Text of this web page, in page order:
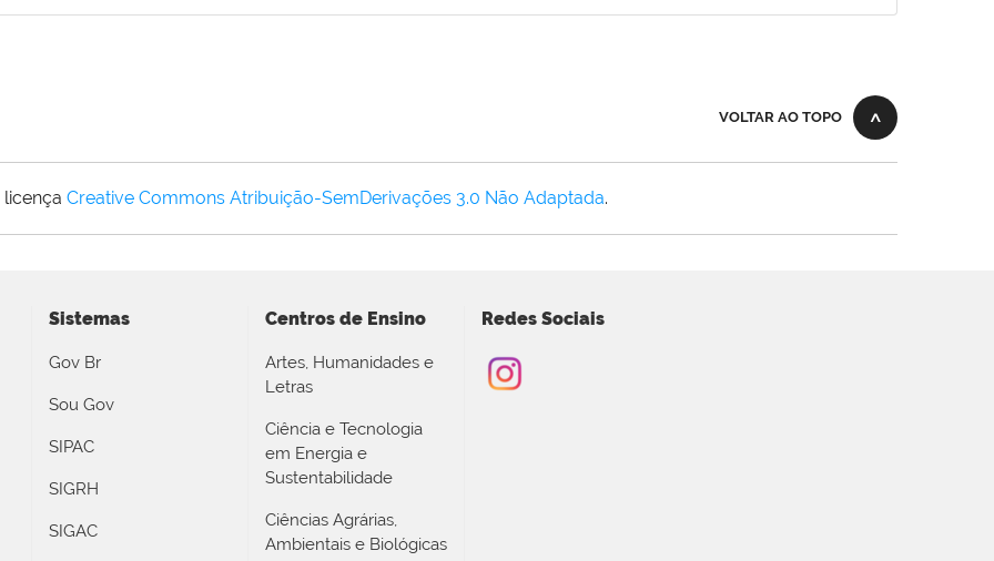
VOLTAR AO TOPO
Creative Commons Atribuição-SemDerivações 3.0 Não Adaptada.
Sistemas
Gov Br
Sou Gov
SIPAC
SIGRH
SIGAC
Centros de Ensino
Artes, Humanidades e
Letras
Ciência e Tecnologia
em Energia e
Sustentabilidade
Ciências Agrárias,
Ambientais e Biológicas
Redes Sociais